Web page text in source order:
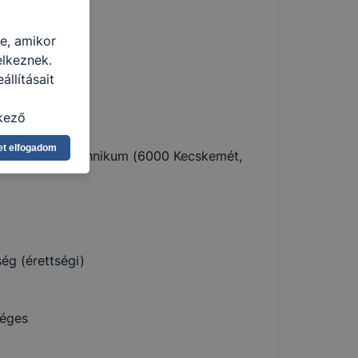
technikus
András Technikum (6000 Kecskemét,
(érettségi)
amikor
Ön
vagy
jobb
ezek
célja
elfogadom